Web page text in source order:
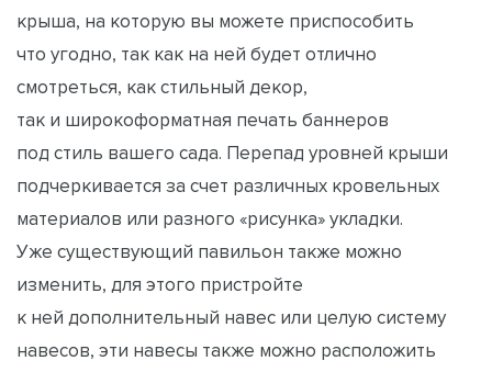
крыша, на которую вы можете приспособить
что угодно, так как на ней будет отлично
смотреться, как стильный декор,
так и широкоформатная печать баннеров
под стиль вашего сада. Перепад уровней крыши
подчеркивается за счет различных кровельных
материалов или разного «рисунка» укладки.
Уже существующий павильон также можно
изменить, для этого пристройте
к ней дополнительный навес или целую систему
навесов, эти навесы также можно расположить